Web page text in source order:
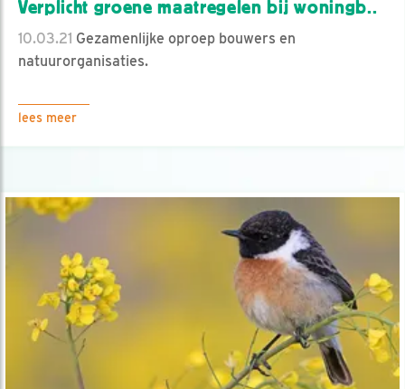
Verplicht groene maatregelen bij woningb..
10.03.21 Gezamenlijke oproep bouwers en
natuurorganisaties.
lees meer